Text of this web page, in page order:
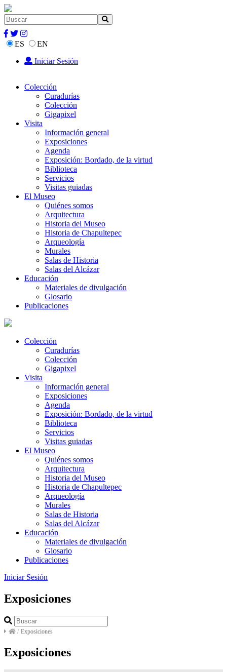
ES
EN
Iniciar Sesión
Colección
Curadurías
Colección
Gigapixel
Visita
Información general
Exposiciones
Agenda
Exposición: Bordado, de la virtud
Biblioteca
Servicios
Visitas guiadas
El Museo
Quiénes somos
Arquitectura
Historia del Museo
Historia de Chapultepec
Arqueología
Murales
Salas de Historia
Salas del Alcázar
Educación
Materiales de divulgación
Glosario
Publicaciones
Colección
Curadurías
Colección
Gigapixel
Visita
Información general
Exposiciones
Agenda
Exposición: Bordado, de la virtud
Biblioteca
Servicios
Visitas guiadas
El Museo
Quiénes somos
Arquitectura
Historia del Museo
Historia de Chapultepec
Arqueología
Murales
Salas de Historia
Salas del Alcázar
Educación
Materiales de divulgación
Glosario
Publicaciones
Iniciar Sesión
Exposiciones
/ Exposiciones
Exposiciones